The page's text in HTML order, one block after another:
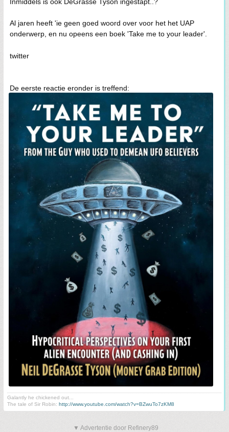
Al jaren heeft 'ie geen goed woord over voor het het UAP
onderwerp, en nu opeens een boek 'Take me to your leader'.
twitter
De eerste reactie eronder is treffend:
Galantly he chickened out...
The tale of Sir Robin: http://www.youtube.com/watch?v=BZwuTo7zKM8
▼ Advertentie door Refinery89